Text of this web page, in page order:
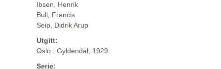
Ibsen, Henrik
Bull, Francis
Seip, Didrik Arup
Utgitt:
Oslo : Gyldendal, 1929
Serie: